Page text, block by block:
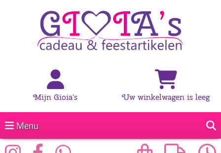
Mijn Gioia's Uw winkelwagen is leeg
Menu